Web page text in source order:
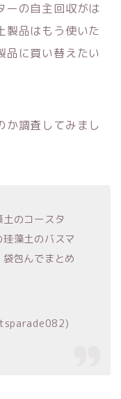
ーの自主回収がは
製品はもう使いた
品に買い替えたい
か調査してみまし
のコースタ
藻土のバスマ
包んでまとめ